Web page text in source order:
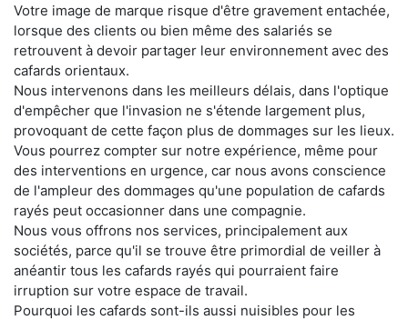
Votre image de marque risque d'être gravement entachée,
lorsque des clients ou bien même des salariés se
retrouvent à devoir partager leur environnement avec des
cafards orientaux.
Nous intervenons dans les meilleurs délais, dans l'optique
d'empêcher que l'invasion ne s'étende largement plus,
provoquant de cette façon plus de dommages sur les lieux.
Vous pourrez compter sur notre expérience, même pour
des interventions en urgence, car nous avons conscience
de l'ampleur des dommages qu'une population de cafards
rayés peut occasionner dans une compagnie.
Nous vous offrons nos services, principalement aux
sociétés, parce qu'il se trouve être primordial de veiller à
anéantir tous les cafards rayés qui pourraient faire
irruption sur votre espace de travail.
Pourquoi les cafards sont-ils aussi nuisibles pour les